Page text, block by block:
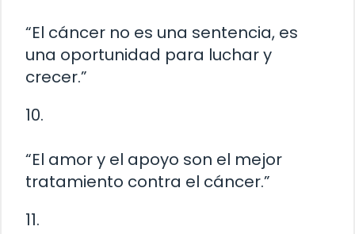
“El cáncer no es una sentencia, es
una oportunidad para luchar y
crecer.”
10.
“El amor y el apoyo son el mejor
tratamiento contra el cáncer.”
11.